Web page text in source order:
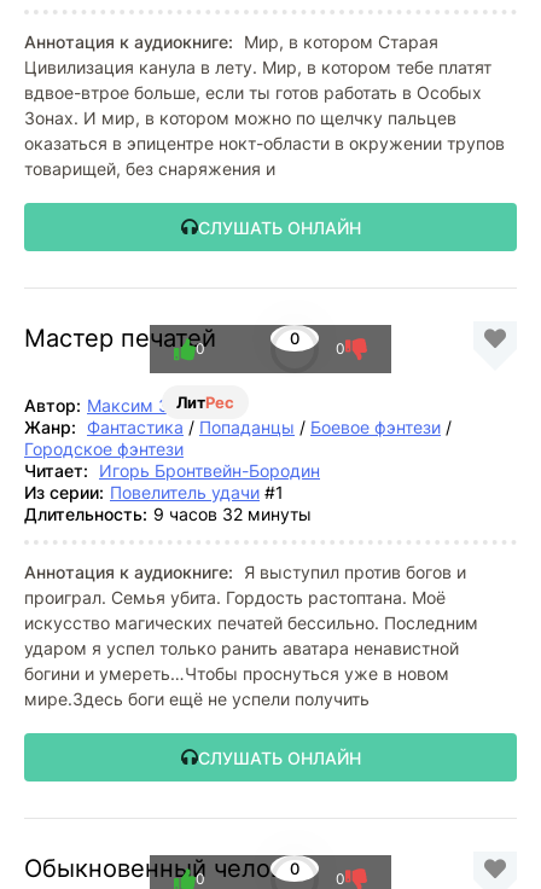
Аннотация к аудиокниге:
Мир, в котором Старая
Цивилизация канула в лету. Мир, в котором тебе платят
вдвое-втрое больше, если ты готов работать в Особых
Зонах. И мир, в котором можно по щелчку пальцев
оказаться в эпицентре нокт-области в окружении трупов
товарищей, без снаряжения и
СЛУШАТЬ ОНЛАЙН
Мастер печатей
ЛитРес
0
0 0
Автор: Максим Зарецкий
Жанр:
Фантастика / Попаданцы / Боевое фэнтези /
Городское фэнтези
Читает:
Игорь Бронтвейн-Бородин
Из серии: Повелитель удачи #1
Длительность: 9 часов 32 минуты
Аннотация к аудиокниге:
Я выступил против богов и
проиграл. Семья убита. Гордость растоптана. Моё
искусство магических печатей бессильно. Последним
ударом я успел только ранить аватара ненавистной
богини и умереть…Чтобы проснуться уже в новом
мире.Здесь боги ещё не успели получить
СЛУШАТЬ ОНЛАЙН
Обыкновенный человек
0
0 0